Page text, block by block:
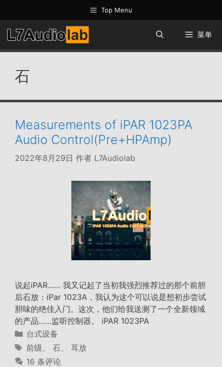
至
内
容
Top Menu
菜单
石
Measurements of iPAR 1023PA
Audio Control(Pre+HPAmp)
2022年8月29日 作者 L7Audiolab
说起iPAR…… 我又记起了当初我强烈推荐过的那个前胆
后石放：iPar 1023A，我认为这个可以说是想初步尝试
胆味的绝佳入门。这次，他们给我送测了一个全新领域
的产品……监听控制器。 iPAR 1023PA
分
类
台式设备
标
签
前级、 石、 耳放
16 条评论